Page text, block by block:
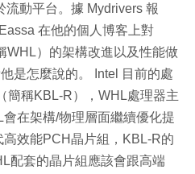
流動平台。據 Mydrivers 報
在他的個人博客上對
WHL）的架構改進以及性能做
是怎麼說的。 Intel 目前的處
簡稱KBL-R），WHL處理器主
在架構/物理層面繼續優化提
效能PCH晶片組，KBL-R的
配套的晶片組應該會跟高端